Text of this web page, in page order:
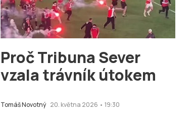
Proč Tribuna Sever
vzala trávník útokem
Tomáš Novotný 20. května 2026 • 19:30